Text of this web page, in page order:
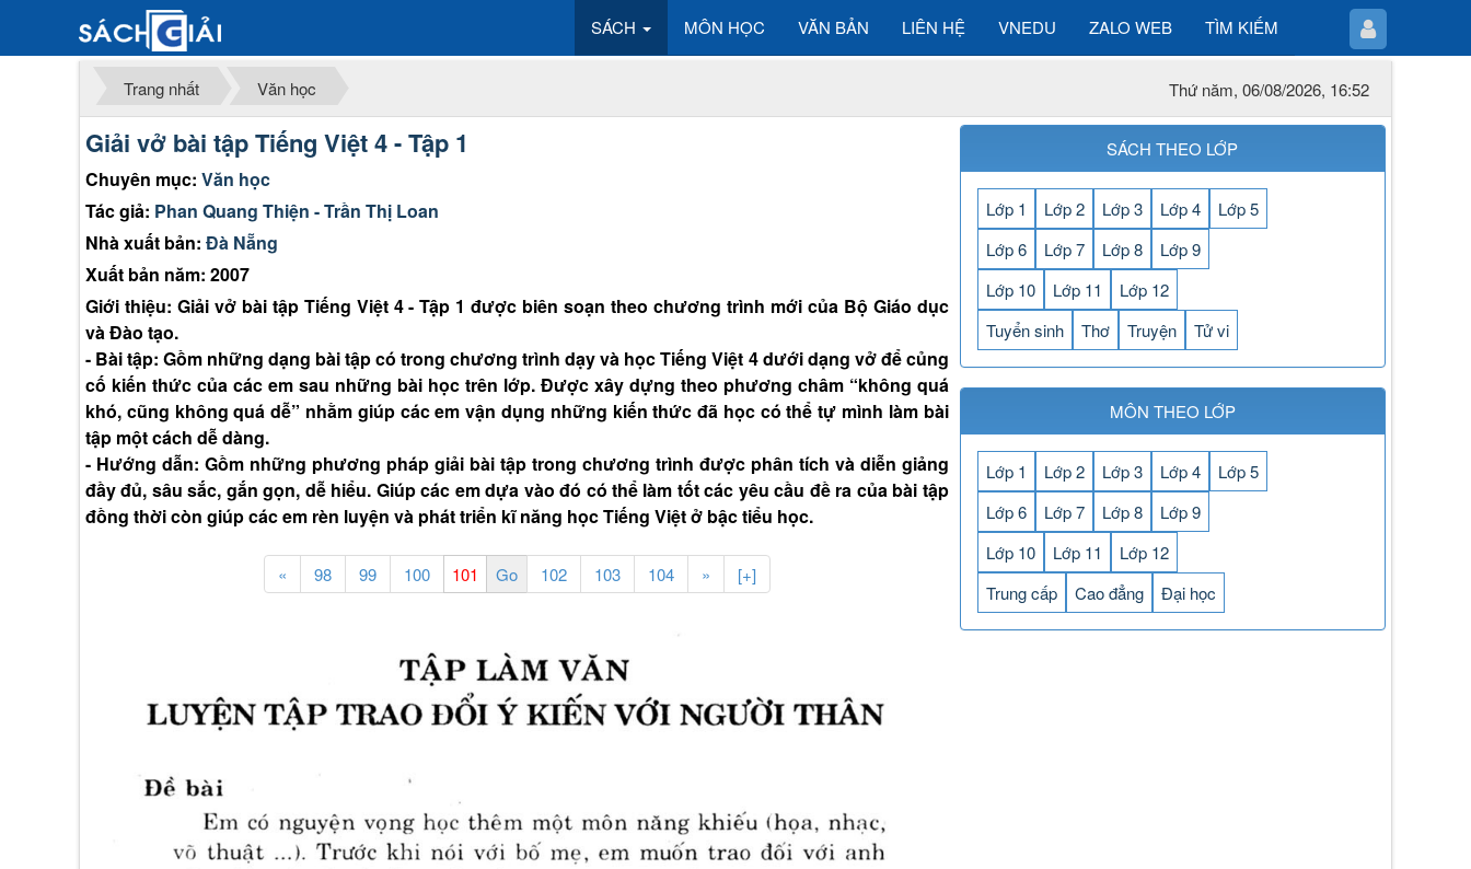
SÁCH MÔN HỌC VĂN BẢN LIÊN HỆ VNEDU ZALO WEB TÌM KIẾM
Trang nhất Văn học Thứ năm, 06/08/2026, 16:52
Giải vở bài tập Tiếng Việt 4 - Tập 1
Chuyên mục: Văn học
Tác giả: Phan Quang Thiện - Trần Thị Loan
Nhà xuất bản: Đà Nẵng
Xuất bản năm: 2007
Giới thiệu: Giải vở bài tập Tiếng Việt 4 - Tập 1 được biên soạn theo chương trình mới của Bộ Giáo dục
và Đào tạo.
- Bài tập: Gồm những dạng bài tập có trong chương trình dạy và học Tiếng Việt 4 dưới dạng vở để củng
cố kiến thức của các em sau những bài học trên lớp. Được xây dựng theo phương châm “không quá
khó, cũng không quá dễ” nhằm giúp các em vận dụng những kiến thức đã học có thể tự mình làm bài
tập một cách dễ dàng.
- Hướng dẫn: Gồm những phương pháp giải bài tập trong chương trình được phân tích và diễn giảng
đầy đủ, sâu sắc, gắn gọn, dễ hiểu. Giúp các em dựa vào đó có thể làm tốt các yêu cầu đề ra của bài tập
đồng thời còn giúp các em rèn luyện và phát triển kĩ năng học Tiếng Việt ở bậc tiểu học.
« 98 99 100 102 103 104 » [+]
SÁCH THEO LỚP
Lớp 1 Lớp 2 Lớp 3 Lớp 4
Lớp 5
Lớp 6
Lớp 7 Lớp 8
Lớp 9
Lớp 10
Lớp 11
Lớp 12
Tuyển sinh
Thơ Truyện Tử vi
MÔN THEO LỚP
Lớp 1 Lớp 2 Lớp 3 Lớp 4
Lớp 5
Lớp 6
Lớp 7 Lớp 8
Lớp 9
Lớp 10
Lớp 11
Lớp 12
Trung cấp
Cao đẳng Đại học